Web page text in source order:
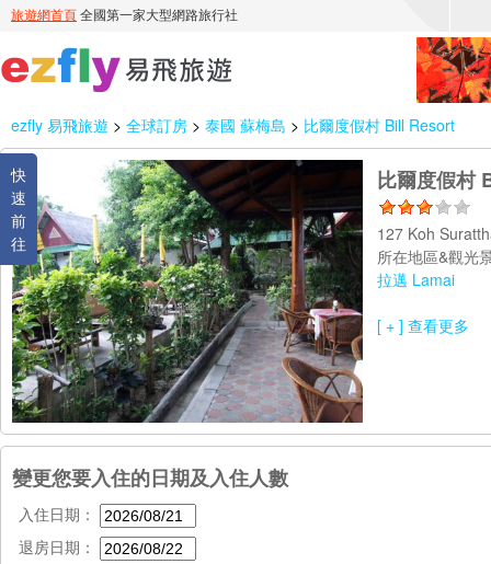
ezfly 易飛旅遊 > 全球訂房 > 泰國 蘇梅島 > 比爾度假村 Bill Resort
快
速
前
往
比爾度假村
127 Koh
所在地區&觀光
拉邁 Lamai
[ + ] 查看更多
變更您要入住的日期及入住人數
入住日期：
退房日期：